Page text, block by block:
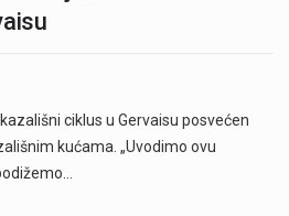
ciklus u Gervaisu posvećen
kućama. „Uvodimo ovu